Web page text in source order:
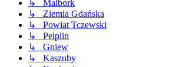
↳ Malbork
↳ Ziemia Gdańska
↳ Powiat Tczewski
↳ Pelplin
↳ Gniew
↳ Kaszuby